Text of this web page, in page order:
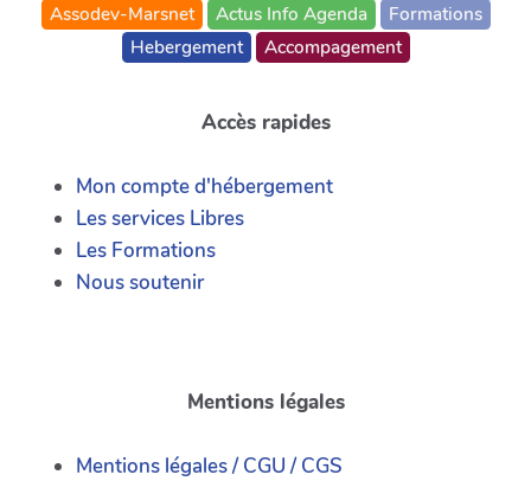
Assodev-Marsnet Actus Info Agenda
Formations
Hebergement
Accompagement
Accès rapides
Mon compte d'hébergement
Les services Libres
Les Formations
Nous soutenir
Mentions légales
Mentions légales / CGU / CGS